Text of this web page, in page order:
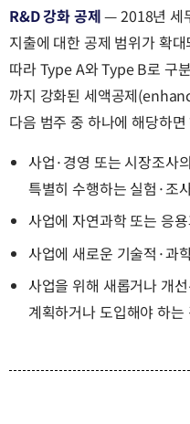
R&D 강화 공제— 2018년 세
지출에 대한 공제 범위가 확
따라 Type A와 Type B로 구
까지 강화된 세액공제
다음 범주 중 하나에 해당하
사업·경영 또는 시장조사
특별히 수행하는 실험·조
사업에 자연과학 또는 응
사업에 새로운 기술적·과
사업을 위해 새롭거나 개
계획하거나 도입해야 하는